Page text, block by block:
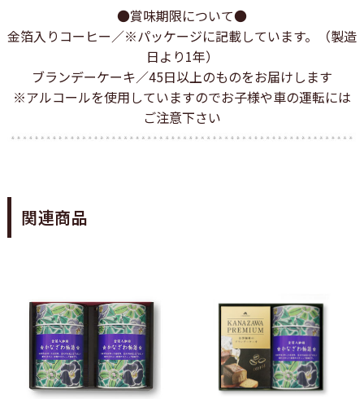
●賞味期限について●
金箔入りコーヒー／※パッケージに記載しています。（製造
日より1年）
ブランデーケーキ／45日以上のものをお届けします
※アルコールを使用していますのでお子様や車の運転には
ご注意下さい
関連商品